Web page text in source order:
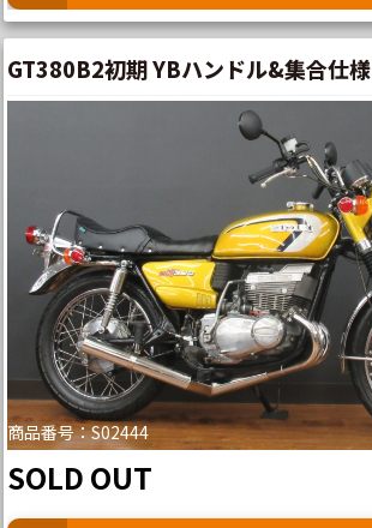
GT380B2初期 YBハンドル&集合仕様
商品番号：S02444
SOLD OUT